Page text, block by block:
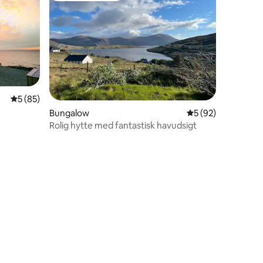
5 ud af 5 i gennemsnitlig bedømmelse, 85 omtaler
5 (85)
Bungalow 5 ud af 5 i
5 (92)
Rolig hytte med fantastisk havudsigt